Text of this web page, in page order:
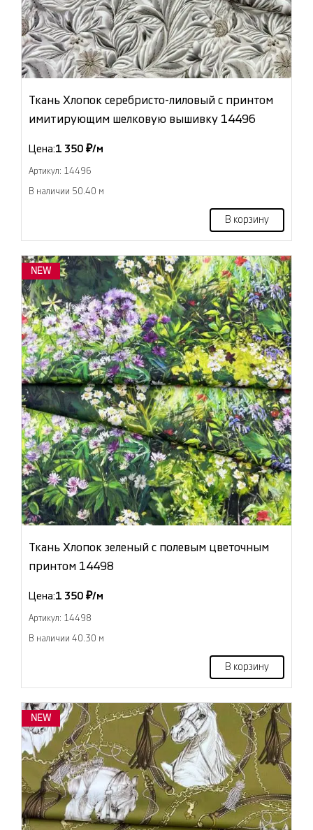
Ткань Хлопок серебристо-лиловый с принтом
имитирующим шелковую вышивку 14496
Цена:1 350 ₽/м
Артикул: 14496
В наличии 50.40 м
В корзину
NEW
Ткань Хлопок зеленый с полевым цветочным
принтом 14498
Цена:1 350 ₽/м
Артикул: 14498
В наличии 40.30 м
В корзину
NEW